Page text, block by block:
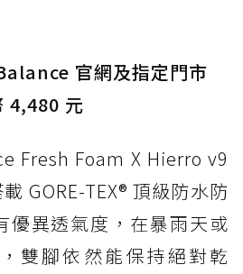
Cascadia 19 GTX：注
官網及指定門市
4,480 元
Fresh Foam X Hierro v9
GORE-TEX® 頂級防水防
優異透氣度，在暴雨天或
雙腳依然能保持絕對乾